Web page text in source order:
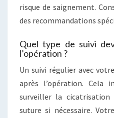
risque de saignement.
des recommandations
Quel type de suivi
l’opération ?
Un suivi régulier avec
après l’opération. Cela
surveiller la
suture si nécessaire.